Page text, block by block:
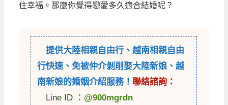
住幸福。那麼你覺得戀愛多久適合結婚呢？
提供大陸相親自由行 、越南相親自由
行快速、免被仲介剝削娶大陸新娘、越
南新娘的婚姻介紹服務！聯絡諮詢：
Line ID ： @900mgrdn